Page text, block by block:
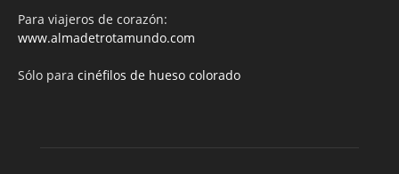
Para viajeros de corazón:
www.almadetrotamundo.com
Sólo para cinéfilos de hueso colorado